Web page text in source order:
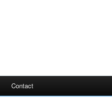
Contact